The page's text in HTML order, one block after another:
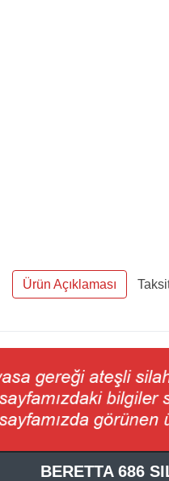
Ürün Açıklaması
BERETTA 686